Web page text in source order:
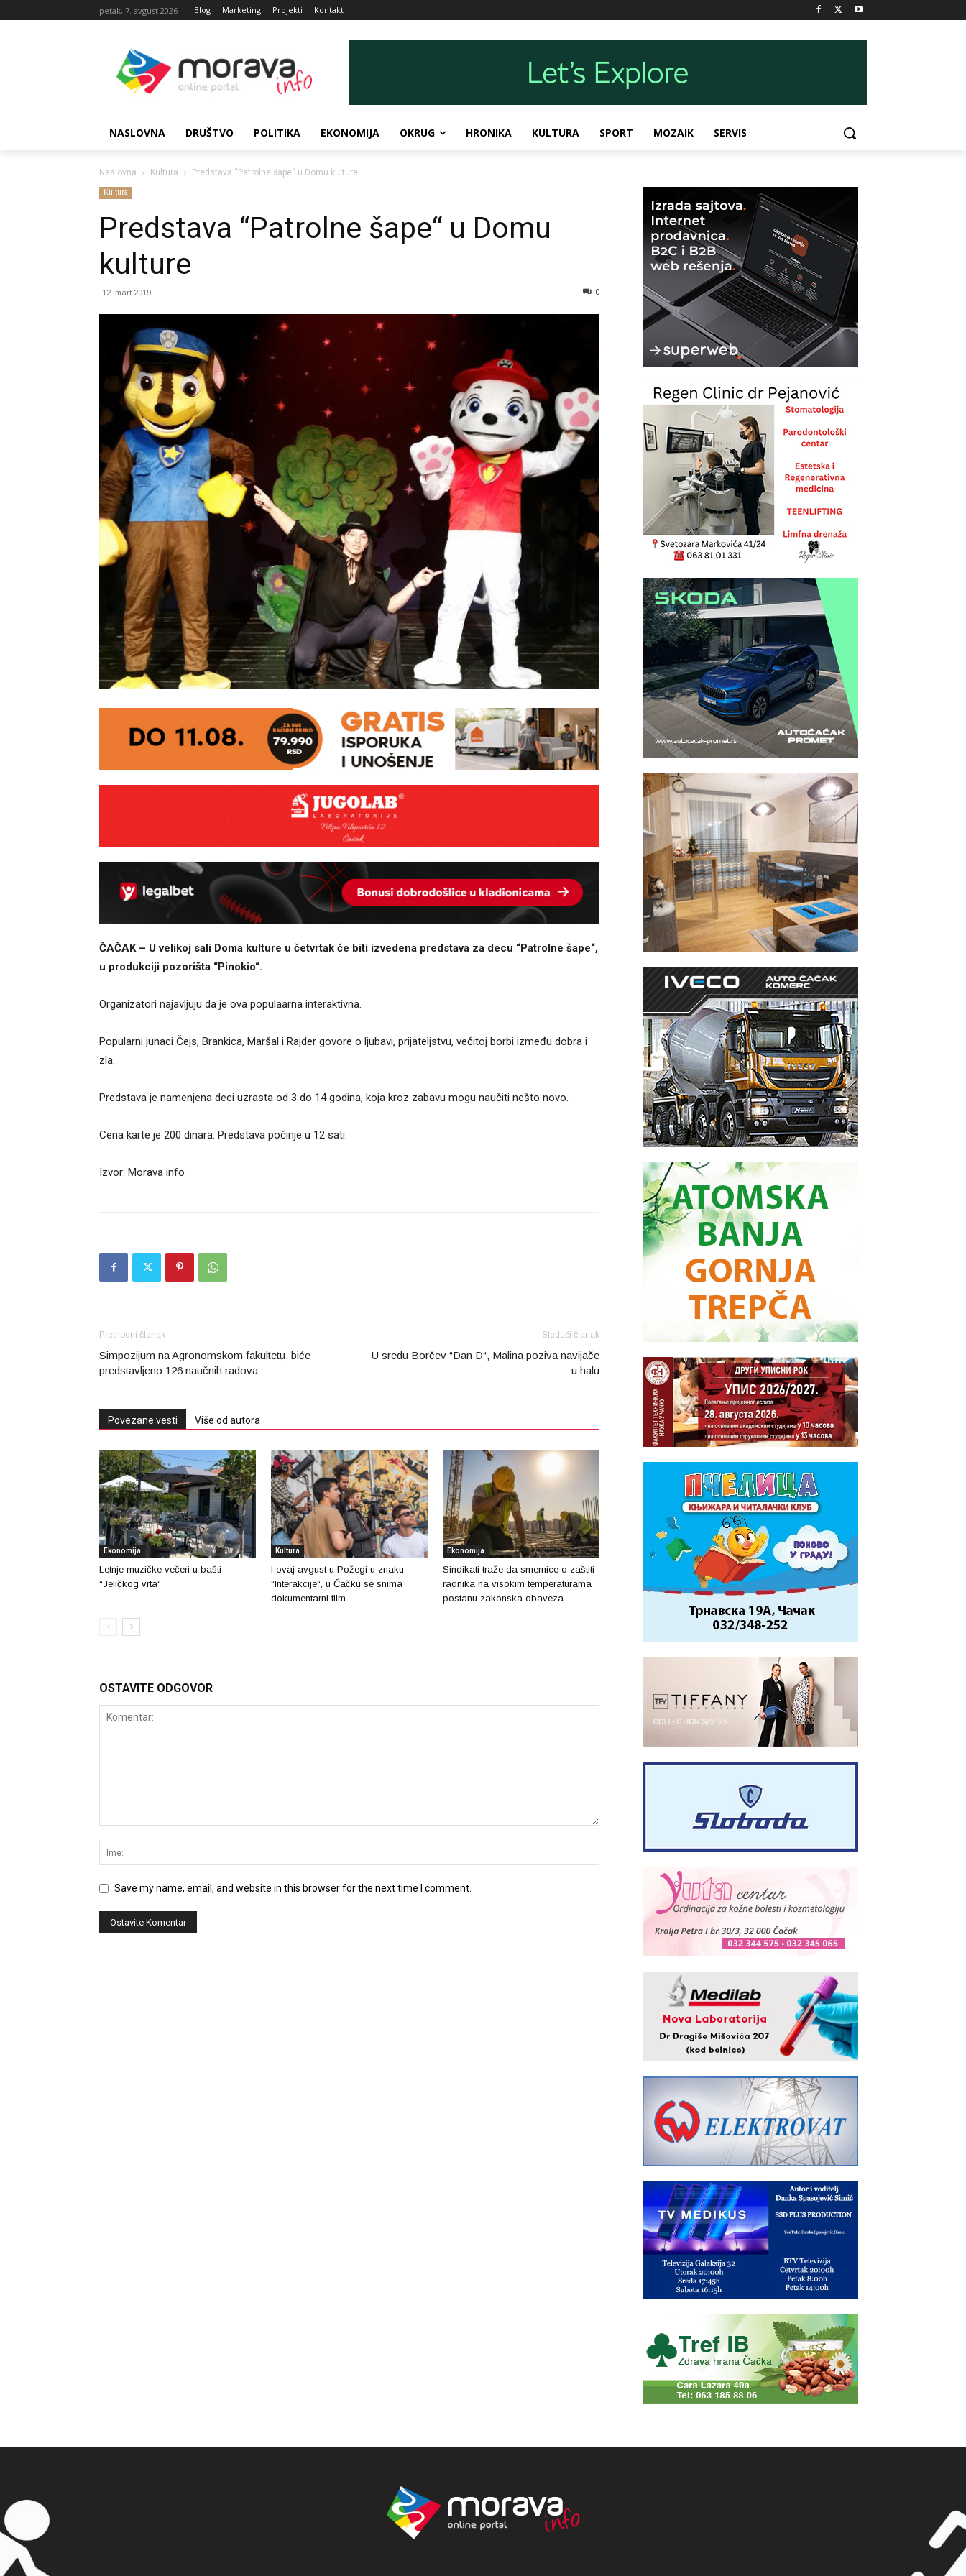
petak, 7. avgust 2026 Blog Marketing Projekti Kontakt
NASLOVNA DRUŠTVO POLITIKA EKONOMIJA OKRUG HRONIKA KULTURA SPORT MOZAIK SERVIS
Naslovna Kultura Predstava “Patrolne šape“ u Domu kulture
Kultura
Predstava “Patrolne šape“ u Domu
kulture
12. mart 2019. 0
ČAČAK – U velikoj sali Doma kulture u četvrtak će biti izvedena predstava za decu “Patrolne šape“,
u produkciji pozorišta “Pinokio“.
Organizatori najavljuju da je ova populaarna interaktivna.
Popularni junaci Čejs, Brankica, Maršal i Rajder govore o ljubavi, prijateljstvu, večitoj borbi između dobra i
zla.
Predstava je namenjena deci uzrasta od 3 do 14 godina, koja kroz zabavu mogu naučiti nešto novo.
Cena karte je 200 dinara. Predstava počinje u 12 sati.
Izvor: Morava info
Prethodni članak
Simpozijum na Agronomskom fakultetu, biće
predstavljeno 126 naučnih radova
Sledeći članak
U sredu Borčev “Dan D“, Malina poziva navijače
u halu
Povezane vesti Više od autora
Ekonomija
Letnje muzičke večeri u bašti
“Jeličkog vrta“
Kultura
I ovaj avgust u Požegi u znaku
“Interakcije“, u Čačku se snima
dokumentarni film
Ekonomija
Sindikati traže da smernice o zaštiti
radnika na visokim temperaturama
postanu zakonska obaveza
OSTAVITE ODGOVOR
Save my name, email, and website in this browser for the next time I comment.